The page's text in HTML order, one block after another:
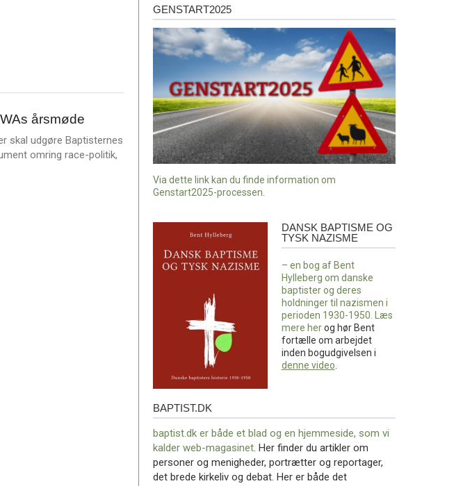
årsmøde
skal udgøre Baptisternes
omring race-politik,
Genstart2025
GENSTART2025
Via dette link kan du finde information om
Genstart2025-processen.
tysk
DANSK BAPTISME OG
TYSK NAZISME
– en bog af Bent
Hylleberg om danske
baptister og deres
holdninger til nazismen i
perioden 1930-1950. Læs
mere herog hør Bent
fortælle om arbejdet
inden bogudgivelsen i
denne video.
baptist.dk
BAPTIST.DK
baptist.dk er både et blad og en hjemmeside, som vi
kalder web-magasinet . Her finder du artikler om
personer og menigheder, portrætter og reportager,
det brede kirkeliv og debat. Her er både det